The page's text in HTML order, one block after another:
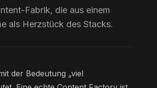
Fabrik, die aus einem
als Herzstück des Stacks.
der Bedeutung „viel